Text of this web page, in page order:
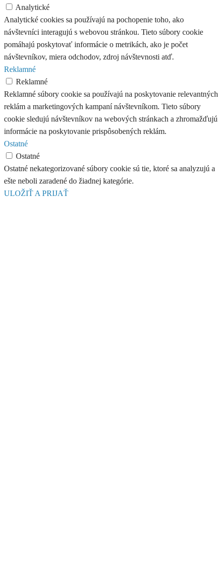
Analytické
Analytické cookies sa používajú na pochopenie toho, ako
návštevníci interagujú s webovou stránkou. Tieto súbory cookie
pomáhajú poskytovať informácie o metrikách, ako je počet
návštevníkov, miera odchodov, zdroj návštevnosti atď.
Reklamné
Reklamné
Reklamné súbory cookie sa používajú na poskytovanie relevantných
reklám a marketingových kampaní návštevníkom. Tieto súbory
cookie sledujú návštevníkov na webových stránkach a zhromažďujú
informácie na poskytovanie prispôsobených reklám.
Ostatné
Ostatné
Ostatné nekategorizované súbory cookie sú tie, ktoré sa analyzujú a
ešte neboli zaradené do žiadnej kategórie.
ULOŽIŤ A PRIJAŤ